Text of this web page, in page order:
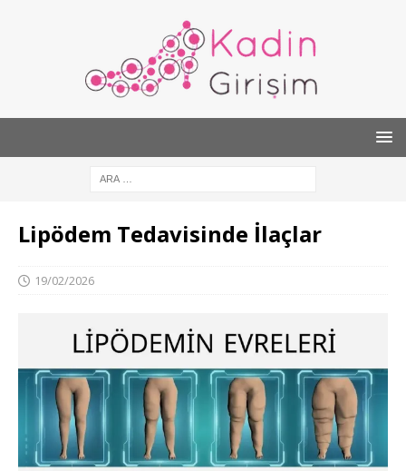
Lipödem Tedavisinde İlaçlar
19/02/2026